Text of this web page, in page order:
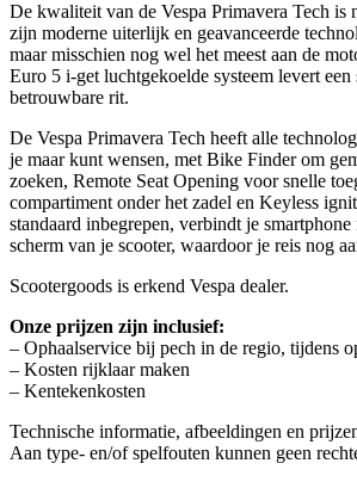
De kwaliteit van de Vespa Primavera Tech is
zijn moderne uiterlijk en geavanceerde
maar misschien nog wel het meest aan de
Euro 5 i-get luchtgekoelde systeem levert een
betrouwbare rit.
De Vespa Primavera Tech heeft alle
je maar kunt wensen, met Bike Finder om
zoeken, Remote Seat Opening voor snelle
compartiment onder het zadel en Keyless
standaard inbegrepen, verbindt je
scherm van je scooter, waardoor je reis nog
Scootergoods is erkend Vespa dealer.
Onze prijzen zijn inclusief:
– Ophaalservice bij pech in de regio, tijdens
– Kosten rijklaar maken
– Kentekenkosten
Technische informatie, afbeeldingen en
Aan type- en/of spelfouten kunnen geen